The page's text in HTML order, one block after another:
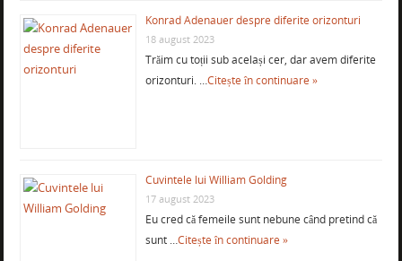
Konrad Adenauer despre diferite orizonturi
18 august 2023
Trăim cu toții sub același cer, dar avem diferite
orizonturi. …Citește în continuare »
Cuvintele lui William Golding
17 august 2023
Eu cred că femeile sunt nebune când pretind că
sunt …Citește în continuare »